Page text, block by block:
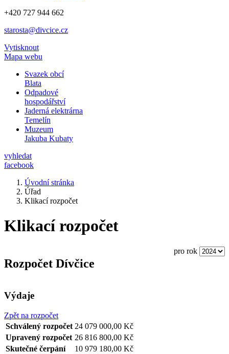
+420 727 944 662
starosta@divcice.cz
Vytisknout
Mapa webu
Svazek obcí
Blata
Odpadové
hospodářství
Jaderná elektrárna
Temelín
Muzeum
Jakuba Kubaty
vyhledat
facebook
Úvodní stránka
Úřad
Klikací rozpočet
Klikací rozpočet
pro rok
Rozpočet Dívčice
Výdaje
Zpět na rozpočet
Schválený rozpočet 24 079 000,00 Kč
Upravený rozpočet 26 816 800,00 Kč
Skutečné čerpání
10 979 180,00 Kč